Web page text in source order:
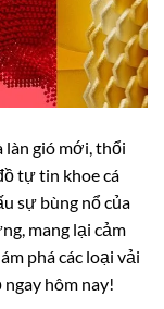
làn gió mới, thổi
tự tin khoe cá
sự bùng nổ của
mang lại cảm
phá các loại vải
hôm nay!